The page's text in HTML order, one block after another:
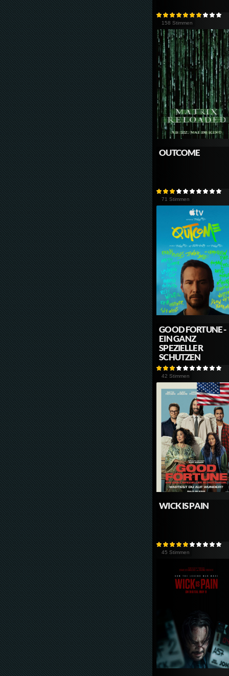
158 Stimmen
OUTCOME
71 Stimmen
GOOD FORTUNE -
EIN GANZ
SPEZIELLER
SCHUTZEN
42 Stimmen
WICK IS PAIN
45 Stimmen